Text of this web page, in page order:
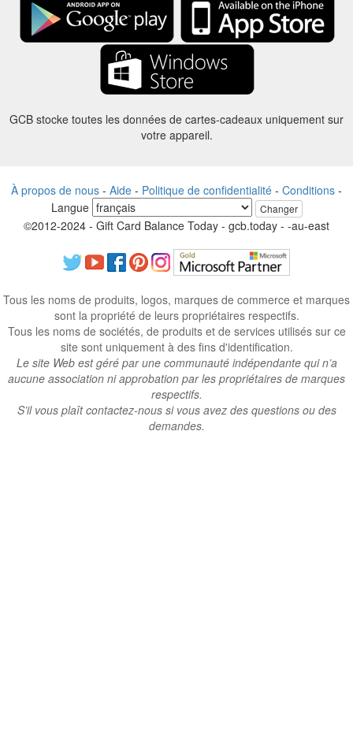
GCB stocke toutes les données de cartes-cadeaux uniquement sur
votre appareil.
À propos de nous - Aide - Politique de confidentialité - Conditions -
Langue
Changer
©2012-2024 - Gift Card Balance Today - gcb.today - -au-east
Tous les noms de produits, logos, marques de commerce et marques
sont la propriété de leurs propriétaires respectifs.
Tous les noms de sociétés, de produits et de services utilisés sur ce
site sont uniquement à des fins d'identification.
Le site Web est géré par une communauté indépendante qui n’a
aucune association ni approbation par les propriétaires de marques
respectifs.
S’il vous plaît contactez-nous si vous avez des questions ou des
demandes.